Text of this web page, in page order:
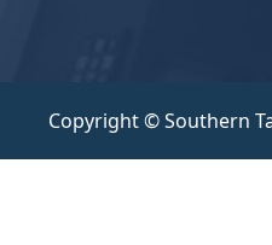
Copyright © Southern